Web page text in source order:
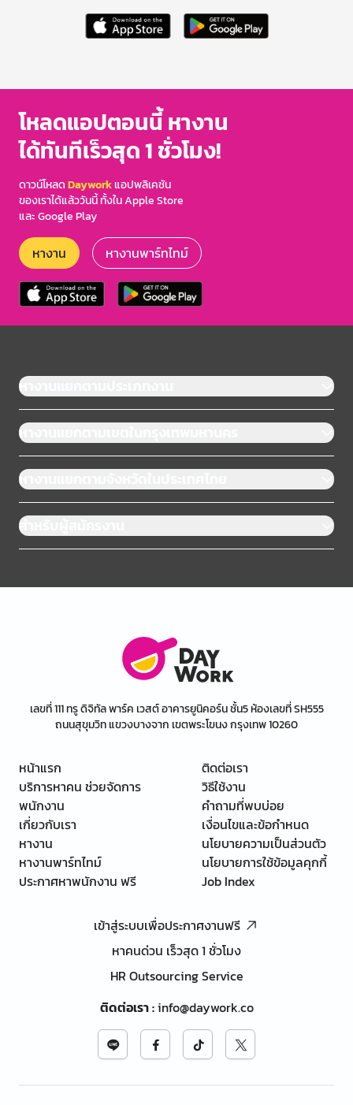
โหลดแอปตอนนี้ หางาน
ได้ทันทีเร็วสุด 1 ชั่วโมง!
ดาวน์โหลดDayworkแอปพลิเคชัน
ของเราได้แล้ววันนี้ ทั้งใน Apple Store
และ Google Play
หางาน หางานพาร์ทไทม์
หางานแยกตามประเภทงาน
หางานแยกตามเขตในกรุงเทพมหานคร
หางานแยกตามจังหวัดในประเทศไทย
สำหรับผู้สมัครงาน
เลขที่ 111 ทรู ดิจิทัล พาร์ค เวสต์ อาคารยูนิคอร์น ชั้น5 ห้องเลขที่ SH555
ถนนสุขุมวิท แขวงบางจาก เขตพระโขนง กรุงเทพ 10260
หน้าแรก
บริการหาคน ช่วยจัดการ
พนักงาน
เกี่ยวกับเรา
หางาน
หางานพาร์ทไทม์
ประกาศหาพนักงาน ฟรี
ติดต่อเรา
วิธีใช้งาน
คำถามที่พบบ่อย
เงื่อนไขและข้อกำหนด
นโยบายความเป็นส่วนตัว
นโยบายการใช้ข้อมูลคุกกี้
Job Index
เข้าสู่ระบบเพื่อประกาศงานฟรี
หาคนด่วน เร็วสุด 1 ชั่วโมง
HR Outsourcing Service
ติดต่อเรา:info@daywork.co